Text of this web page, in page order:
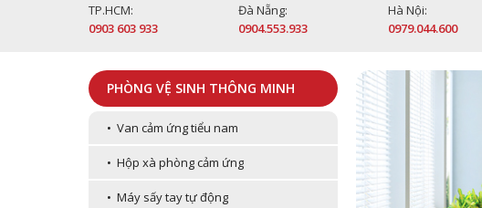
TP.HCM:
0903 603 933
Đà Nẵng:
0904.553.933
Hà Nội:
0979.044.600
PHÒNG VỆ SINH THÔNG MINH
• Van cảm ứng tiểu nam
• Hộp xà phòng cảm ứng
• Máy sấy tay tự động